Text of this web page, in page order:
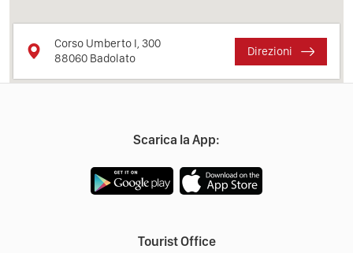
Corso Umberto I, 300
88060 Badolato
Direzioni
Scarica la App:
Tourist Office